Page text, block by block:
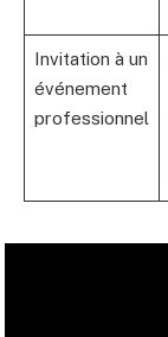
Invitation à un
événement
professionnel